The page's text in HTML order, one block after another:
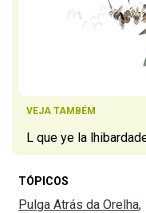
VEJA TAMBÉM
L que ye la
TÓPICOS
Pulga Atrás da Orelha